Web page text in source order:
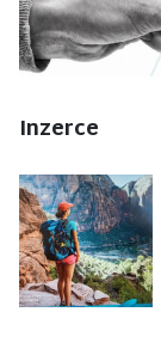
Inzerce